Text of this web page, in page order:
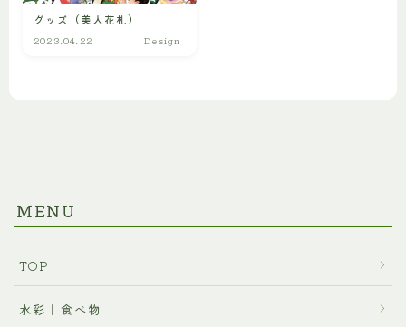
プロフィール
グッズ（美人花札）
2023.04.22 Design
MENU
TOP
水彩｜食べ物